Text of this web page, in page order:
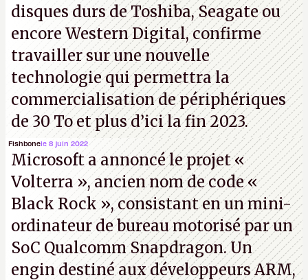
disques durs de Toshiba, Seagate ou
encore Western Digital, confirme
travailler sur une nouvelle
technologie qui permettra la
commercialisation de périphériques
de 30 To et plus d’ici la fin 2023.
Fishbonele 8 juin 2022
Microsoft a annoncé le projet «
Volterra », ancien nom de code «
Black Rock », consistant en un mini-
ordinateur de bureau motorisé par un
SoC Qualcomm Snapdragon. Un
engin destiné aux développeurs ARM,